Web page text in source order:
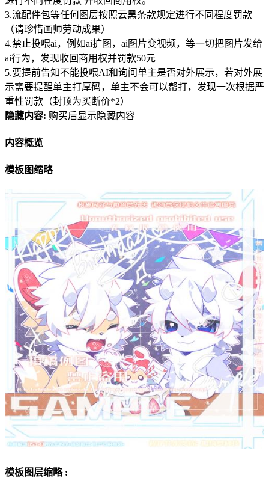
3.流配件包等任何图层按照云黑条款规定进行不同程度罚款
（请珍惜画师劳动成果）
4.禁止投喂ai，例如ai扩图，ai图片变视频，等一切把图片发给
ai行为，发现收回商用权并罚款50元
5.要提前告知不能投喂AI和询问单主是否对外展示，若对外展
示需要提醒单主打厚码，单主不会可以帮打，发现一次根据严
重性罚款（封顶为买断价*2）
隐藏内容: 购买后显示隐藏内容
内容概览
模板图缩略
模板图层缩略 :